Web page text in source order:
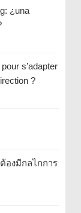
¿una
s’adapter
?
องมีกลไกการ